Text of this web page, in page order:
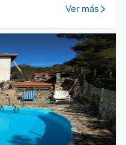
Ver más